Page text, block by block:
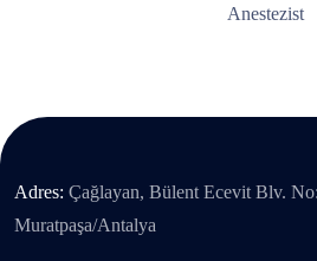
Anestezist
Adres: Çağlayan, Bülent Ecevit Blv.
Muratpaşa/Antalya